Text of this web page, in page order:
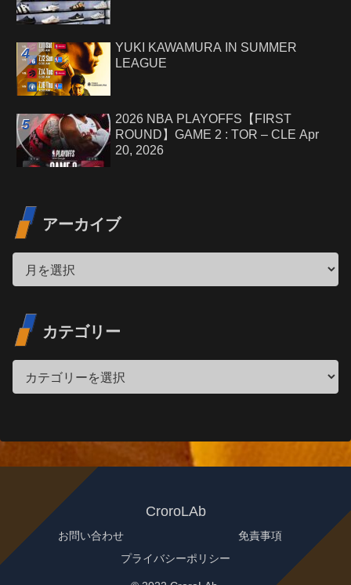
YUKI KAWAMURA IN SUMMER
LEAGUE
2026 NBA PLAYOFFS【FIRST
ROUND】GAME 2 : TOR – CLE Apr
20, 2026
アーカイブ
カテゴリー
CroroLAb
お問い合わせ
免責事項
プライバシーポリシー